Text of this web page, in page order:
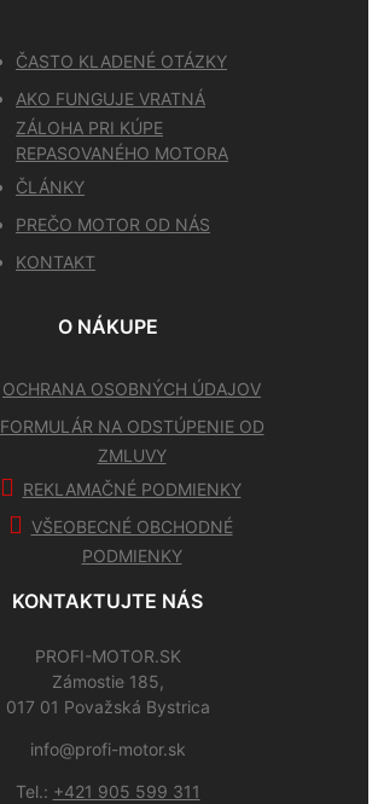
ČASTO KLADENÉ OTÁZKY
AKO FUNGUJE VRATNÁ
ZÁLOHA PRI KÚPE
REPASOVANÉHO MOTORA
ČLÁNKY
PREČO MOTOR OD NÁS
KONTAKT
O NÁKUPE
OCHRANA OSOBNÝCH ÚDAJOV
FORMULÁR NA ODSTÚPENIE OD
ZMLUVY
REKLAMAČNÉ PODMIENKY
VŠEOBECNÉ OBCHODNÉ
PODMIENKY
KONTAKTUJTE NÁS
PROFI-MOTOR.SK
Zámostie 185,
017 01 Považská Bystrica
info@profi-motor.sk
Tel.: +421 905 599 311